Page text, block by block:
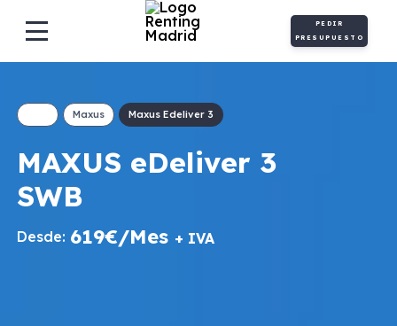
PEDIR
PRESUPUESTO
Maxus Maxus Edeliver 3
MAXUS eDeliver 3
SWB
Desde: 619€/Mes + IVA